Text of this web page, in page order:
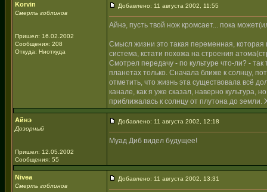
Korvin
Смерть гоблинов
Пришел: 16.02.2002
Сообщения: 208
Откуда: Ниоткуда
Добавлено: 11 августа 2002, 11:55
Айнэ, пусть твой нож кромсает... пока
Смысл жизни это такая переменная, которая
система, кстати похожа на строения
Смотрел передачу - по культуре что-ли? -
планетах только. Сначала ближе к солнцу,
отметить, что жизнь эта существовала всё
канале, как я уже сказал, наверно культура,
приближалась к солнцу от плутона до
Айнэ
Дозорный
Пришел: 12.05.2002
Сообщения: 55
Добавлено: 11 августа 2002, 12:18
Муад Диб видел будущее!
Nivea
Смерть гоблинов
Добавлено: 11 августа 2002, 13:31